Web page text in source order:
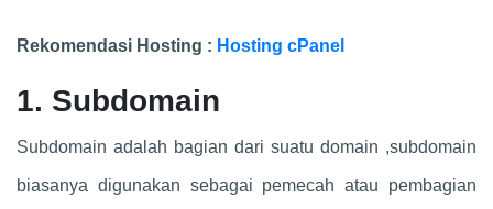
Rekomendasi Hosting : Hosting cPanel
1. Subdomain
Subdomain adalah bagian dari suatu domain ,subdomain
biasanya digunakan sebagai pemecah atau pembagian